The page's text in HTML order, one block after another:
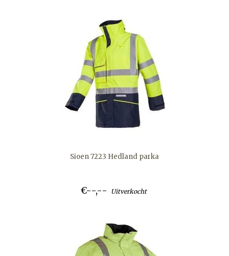
Sioen 7223 Hedland parka
€--,-- Uitverkocht